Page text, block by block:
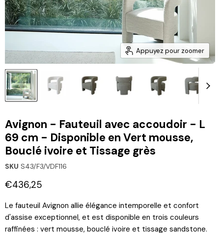
Appuyez pour zoomer
Avignon - Fauteuil avec accoudoir - L
69 cm - Disponible en Vert mousse,
Bouclé ivoire et Tissage grès
SKU S43/F3/VDF116
Prix actuel
€436,25
Le fauteuil Avignon allie élégance intemporelle et confort
d'assise exceptionnel, et est disponible en trois couleurs
raffinées : vert mousse, bouclé ivoire et tissage sandstone.